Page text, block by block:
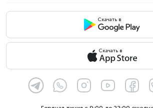
Скачать в
Скачать в